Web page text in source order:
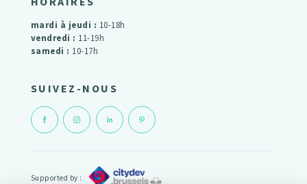
mardi à jeudi : 10-18h
vendredi : 11-19h
samedi : 10-17h
SUIVEZ-NOUS
Supported by :